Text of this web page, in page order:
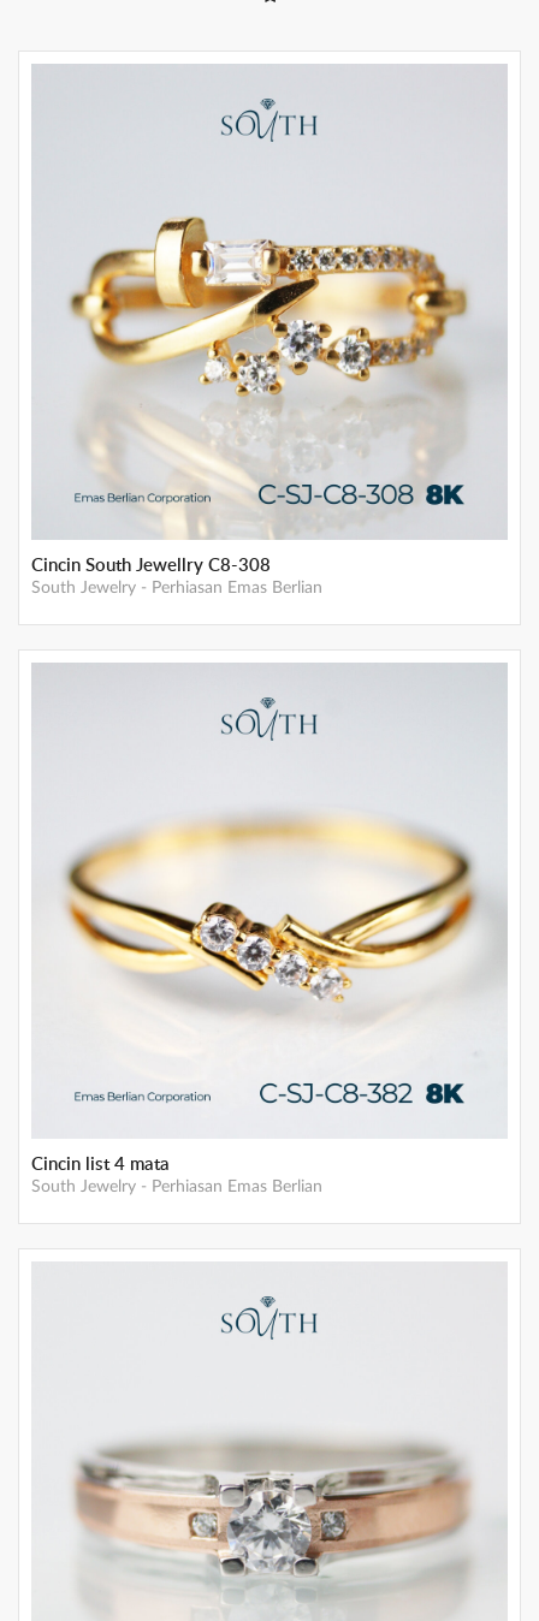
Cincin South Jewellry C8-308
South Jewelry - Perhiasan Emas Berlian
Cincin list 4 mata
South Jewelry - Perhiasan Emas Berlian